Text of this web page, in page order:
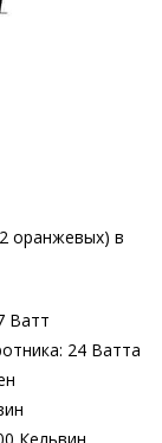
оранжевых) в
Ватт
24 Ватта